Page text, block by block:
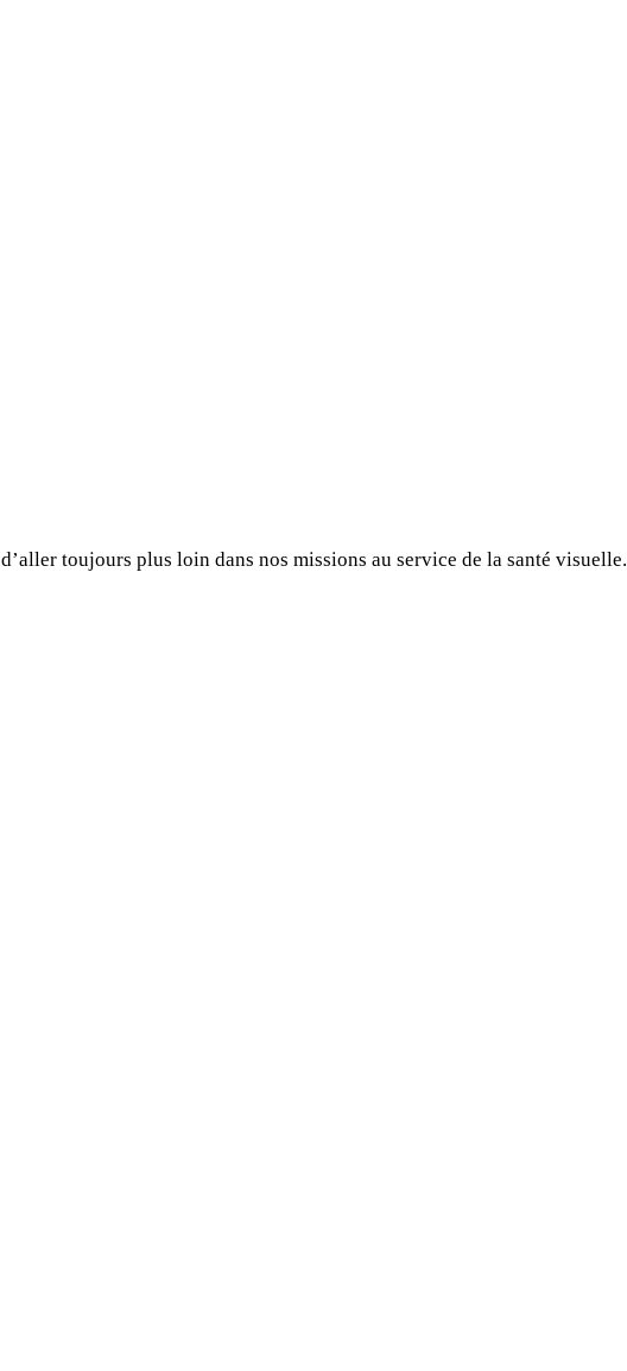
toujours plus loin dans nos missions au service de la santé visuelle.